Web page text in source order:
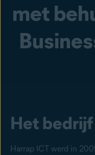
met
Het bedrijf
Harrap ICT werd in